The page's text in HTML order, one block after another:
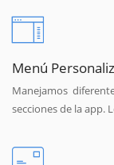
Menú
Manejamos
secciones de la app.